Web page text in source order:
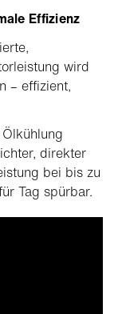
Effizienz
wird
– effizient,
direkter
bei bis zu
Tag spürbar.